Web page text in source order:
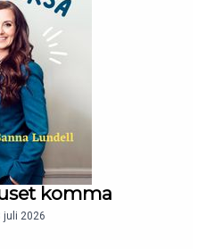
komma
juli 2026